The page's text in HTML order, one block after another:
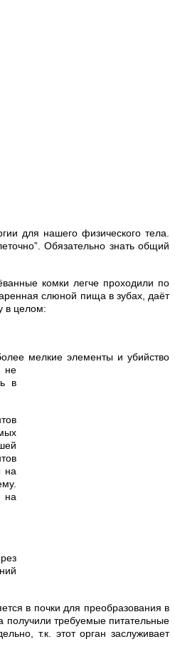
для нашего физического тела.
Обязательно знать общий
комки легче проходили по
слюной пища в зубах, даёт
в целом:
мелкие элементы и убийство
не
в
на
на
в почки для преобразования в
получили требуемые питательные
т.к. этот орган заслуживает